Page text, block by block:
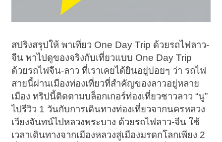
สปริงสรุปให้ พาเที่ยว One Day Trip ด้วยรถไฟลาว-
จีน พาไปดูของจริงกับเที่ยวแบบ One Day Trip
ด้วยรถไฟจีน-ลาว ที่เราเคยได้ยินอยู่บ่อยๆ ว่า รถไฟ
สายนี้ผ่านเมืองท่องเที่ยวที่สำคัญของลาวอยู่หลาย
เมือง ทริปนี้ติดตามบล็อกเกอร์ท่องเที่ยวชาวลาว “นู”
ไปรีวิว 1 วันกับการเดินทางท่องเที่ยวจากนครหลวง
เวียงจันทน์ไปหลวงพระบาง ด้วยรถไฟลาว-จีน ใช้
เวลาเดินทางจากเมืองหลวงสู่เมืองมรดกโลกเพียง 2